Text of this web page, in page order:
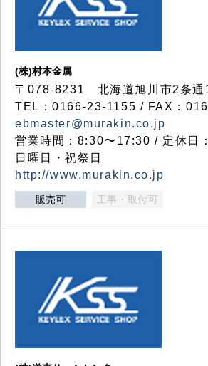
(株)村本金属
〒078-8231 北海道旭川市2条通
TEL：0166-23-1155 / FAX：
ebmaster@murakin.co.jp
営業時間：8:30〜17:30 / 定休日
日曜日・祝祭日
http://www.murakin.co.jp
販売可 工事・取付可